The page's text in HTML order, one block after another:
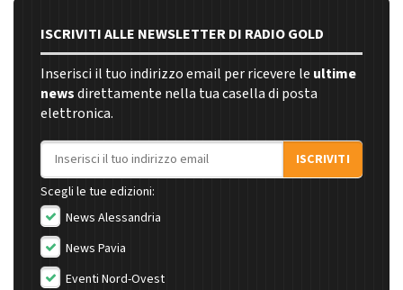
ISCRIVITI ALLE NEWSLETTER DI RADIO GOLD
Inserisci il tuo indirizzo email per ricevere le ultime
newsdirettamente nella tua casella di posta
elettronica.
Indirizzo email
ISCRIVITI
Scegli le tue edizioni:
News Alessandria
News Pavia
Eventi Nord-Ovest